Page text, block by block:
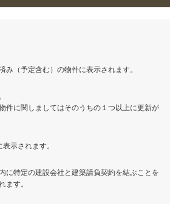
み（予定含む）の物件に表示されます。
件に関しましてはそのうちの１つ以上に更新が
示されます。
に特定の建設会社と建築請負契約を結ぶことを
す。